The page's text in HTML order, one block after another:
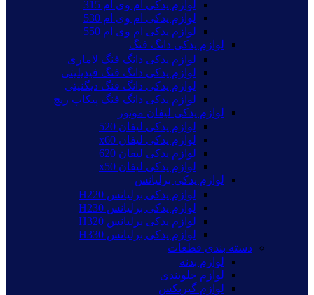
لوازم یدکی ام وی ام 315
لوازم یدکی ام وی ام 530
لوازم یدکی ام وی ام 550
لوازم یدکی دانگ فنگ
لوازم یدکی دانگ فنگ لاماری
لوازم یدکی دانگ فنگ فیدیلیتی
لوازم یدکی دانگ فنگ دیگنیتی
لوازم یدکی دانگ فنگ پیکاپ ریچ
لوازم یدکی لیفان موتور
لوازم یدکی لیفان 520
لوازم یدکی لیفان x60
لوازم یدکی لیفان 620
لوازم یدکی لیفان x50
لوازم یدکی برلیانس
لوازم یدکی برلیانس H220
لوازم یدکی برلیانس H230
لوازم یدکی برلیانس H320
لوازم یدکی برلیانس H330
دسته بندی قطعات
لوازم بدنه
لوازم جلوبندی
لوازم گیربکس